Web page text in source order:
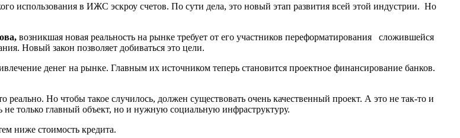
использования в ИЖС эскроу счетов. По сути дела, это новый этап развития всей этой индустрии. Но
возникшая новая реальность на рынке требует от его участников переформатирования сложившейся
Новый закон позволяет добиваться это цели.
денег на рынке. Главным их источником теперь становится проектное финансирование банков.
Но чтобы такое случилось, должен существовать очень качественный проект. А это не так-то и
только главный объект, но и нужную социальную инфраструктуру.
ниже стоимость кредита.